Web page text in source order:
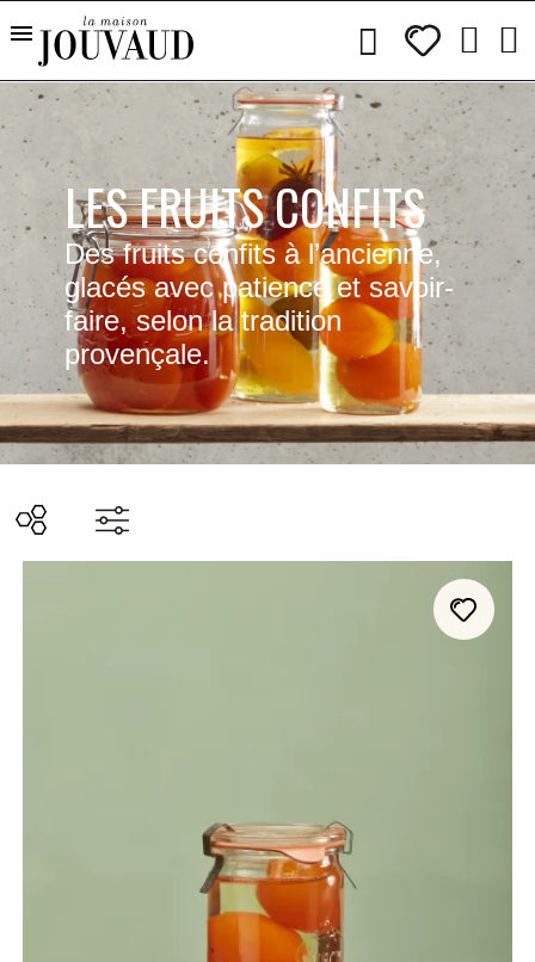
LES FRUITS CONFITS
Des fruits confits à l’ancienne,
glacés avec patience et savoir-
faire, selon la tradition
provençale.